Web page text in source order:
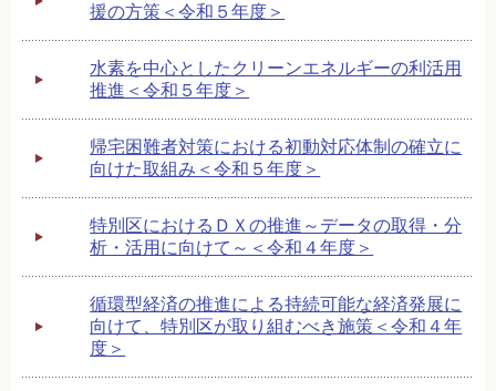
援の方策＜令和５年度＞
水素を中心としたクリーンエネルギーの利活用
推進＜令和５年度＞
帰宅困難者対策における初動対応体制の確立に
向けた取組み＜令和５年度＞
特別区におけるＤＸの推進～データの取得・分
析・活用に向けて～＜令和４年度＞
循環型経済の推進による持続可能な経済発展に
向けて、特別区が取り組むべき施策＜令和４年
度＞